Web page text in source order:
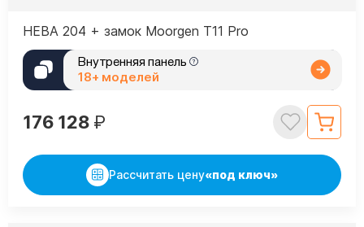
НЕВА 204 + замок Moorgen T11 Pro
Внутренняя панель
18+ моделей
176 128 ₽
Рассчитать цену«под ключ»